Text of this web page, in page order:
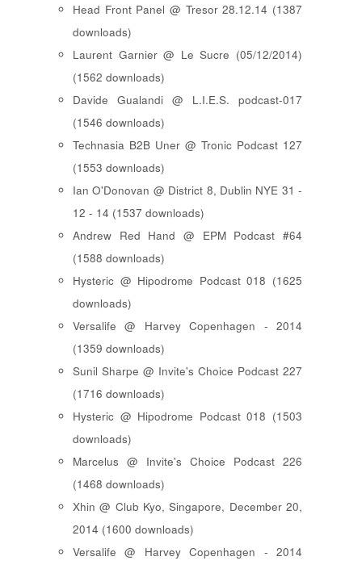
Head Front Panel @ Tresor 28.12.14 (1387
downloads)
Laurent Garnier @ Le Sucre (05/12/2014)
(1562 downloads)
Davide Gualandi @ L.I.E.S. podcast-017
(1546 downloads)
Technasia B2B Uner @ Tronic Podcast 127
(1553 downloads)
Ian O'Donovan @ District 8, Dublin NYE 31 -
12 - 14 (1537 downloads)
Andrew Red Hand @ EPM Podcast #64
(1588 downloads)
Hysteric @ Hipodrome Podcast 018 (1625
downloads)
Versalife @ Harvey Copenhagen - 2014
(1359 downloads)
Sunil Sharpe @ Invite's Choice Podcast 227
(1716 downloads)
Hysteric @ Hipodrome Podcast 018 (1503
downloads)
Marcelus @ Invite's Choice Podcast 226
(1468 downloads)
Xhin @ Club Kyo, Singapore, December 20,
2014 (1600 downloads)
Versalife @ Harvey Copenhagen - 2014